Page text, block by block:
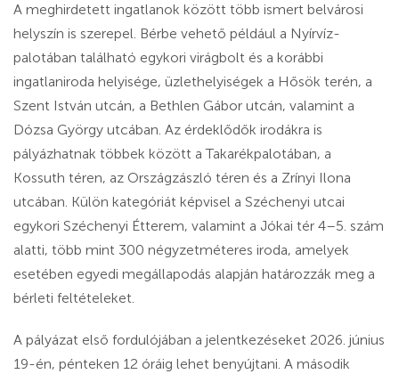
A meghirdetett ingatlanok között több ismert belvárosi
helyszín is szerepel. Bérbe vehető például a Nyírvíz-
palotában található egykori virágbolt és a korábbi
ingatlaniroda helyisége, üzlethelyiségek a Hősök terén, a
Szent István utcán, a Bethlen Gábor utcán, valamint a
Dózsa György utcában. Az érdeklődők irodákra is
pályázhatnak többek között a Takarékpalotában, a
Kossuth téren, az Országzászló téren és a Zrínyi Ilona
utcában. Külön kategóriát képvisel a Széchenyi utcai
egykori Széchenyi Étterem, valamint a Jókai tér 4–5. szám
alatti, több mint 300 négyzetméteres iroda, amelyek
esetében egyedi megállapodás alapján határozzák meg a
bérleti feltételeket.
A pályázat első fordulójában a jelentkezéseket 2026. június
19-én, pénteken 12 óráig lehet benyújtani. A második